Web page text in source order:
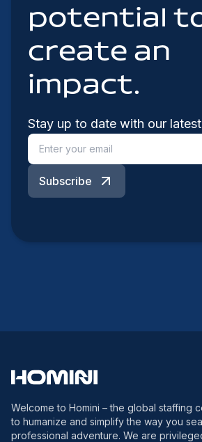
potential
create an
impact.
Stay up to date with our
Subscribe
Welcome to Homini – the global staffing
to humanize and simplify the way you
professional adventure. We are